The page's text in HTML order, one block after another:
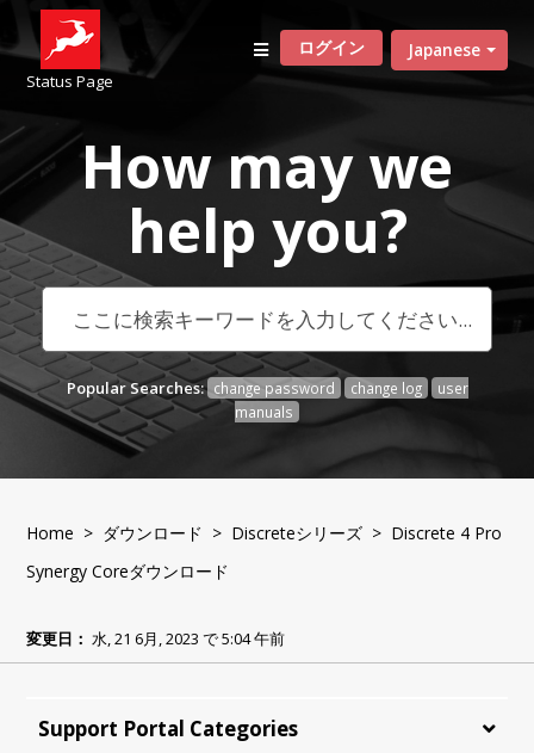
Status Page
Japanese
ログイン
How may we
help you?
Popular Searches: change password change log
user
manuals
Home > ダウンロード > Discreteシリーズ > Discrete 4 Pro
Synergy Coreダウンロード
変更日： 水, 21 6月, 2023 で 5:04 午前
Support Portal Categories